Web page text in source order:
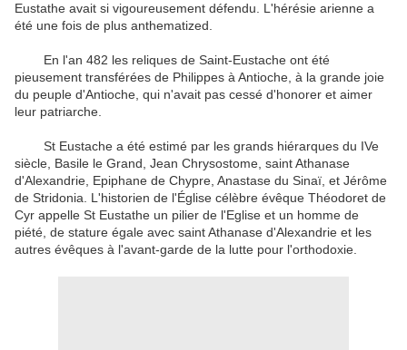
Eustathe avait si vigoureusement défendu.
L'hérésie arienne a
été une fois de plus anthematized.
En l'an 482 les reliques de Saint-Eustache ont été
pieusement transférées de Philippes à Antioche, à la grande joie
du peuple d'Antioche, qui n'avait pas cessé d'honorer et aimer
leur patriarche.
St Eustache a été estimé par les grands hiérarques du IVe
siècle, Basile le Grand, Jean Chrysostome, saint Athanase
d'Alexandrie, Epiphane de Chypre, Anastase du Sinaï, et Jérôme
de Stridonia.
L'historien de l'Église célèbre évêque Théodoret de
Cyr appelle St Eustathe un pilier de l'Eglise et un homme de
piété, de stature égale avec saint Athanase d'Alexandrie et les
autres évêques à l'avant-garde de la lutte pour l'orthodoxie.